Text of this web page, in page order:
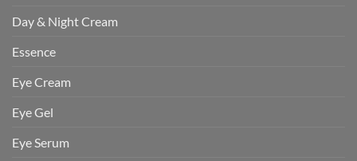
Day & Night Cream
Essence
Eye Cream
Eye Gel
Eye Serum